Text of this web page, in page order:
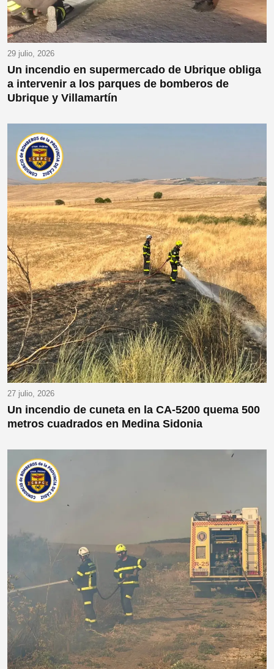
29 julio, 2026
Un incendio en supermercado de Ubrique obliga
a intervenir a los parques de bomberos de
Ubrique y Villamartín
27 julio, 2026
Un incendio de cuneta en la CA-5200 quema 500
metros cuadrados en Medina Sidonia